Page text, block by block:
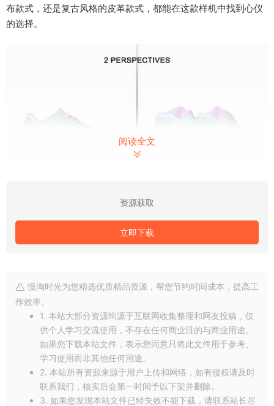
布款式，还是复古风格的皮革款式，都能在这款样机中找到心仪
的选择。
阅读全文
资源获取
立即下载
慢淘时光为您精选优质精品资源，帮您节约时间成本，提高工
作效率。
1. 本站大部分资源均源于互联网收集整理和网友投稿，仅
供个人学习交流使用，不存在任何商业目的与商业用途。
如果您下载本站文件，表示您同意只将此文件用于参考、
学习使用而非其他任何用途。
2. 本站所有资源来源于用户上传和网络，如有侵权请及时
联系我们，核实后会第一时间予以下架并删除。
3. 如果您发现本站文件已经失效不能下载，请联系站长尽